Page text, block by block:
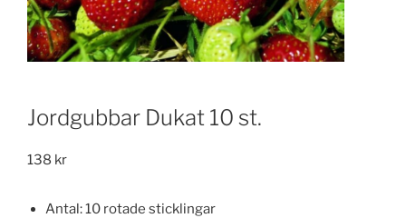
Jordgubbar Dukat 10 st.
138 kr
Antal: 10 rotade sticklingar